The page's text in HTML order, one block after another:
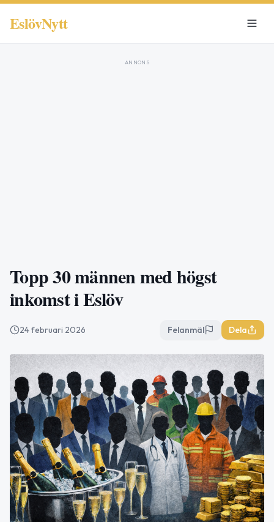
EslövNytt
ANNONS
Topp 30 männen med högst
inkomst i Eslöv
24 februari 2026 Felanmäl Dela